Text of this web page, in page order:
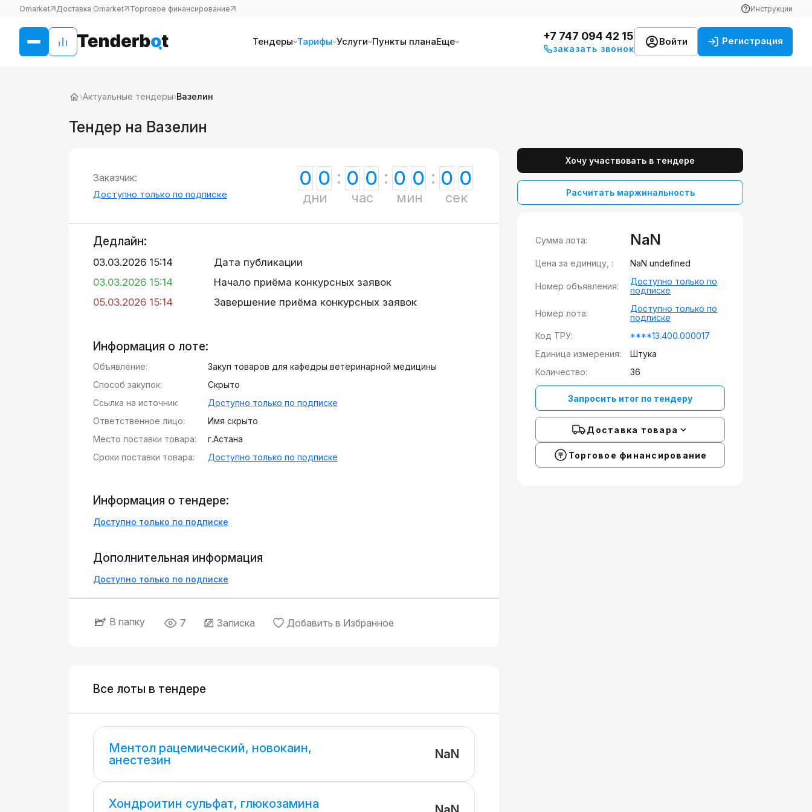
Omarket Доставка Omarket Торговое финансирование Инструкции
Тендеры Тарифы Услуги Пункты планаЕще +7 747 094 42 15
заказать звонок
Войти Регистрация
›Актуальные тендеры›Вазелин
Тендер на Вазелин
Заказчик:
Доступно только по подписке
0 0
дни
0 0
час
0 0
мин
0 0
сек
Дедлайн:
03.03.2026 15:14
Дата публикации
03.03.2026 15:14
Начало приёма конкурсных заявок
05.03.2026 15:14
Завершение приёма конкурсных заявок
Информация о лоте:
Объявление:
Закуп товаров для кафедры ветеринарной медицины
Способ закупок:
Скрыто
Ссылка на источник:
Доступно только по подписке
Ответственное лицо:
Имя скрыто
Место поставки товара:
г.Астана
Сроки поставки товара:
Доступно только по подписке
Информация о тендере:
Доступно только по подписке
Дополнительная информация
Доступно только по подписке
В папку 7 Записка Добавить в Избранное
Все лоты в тендере
Ментол рацемический, новокаин,
анестезин
NaN
Хондроитин сульфат, глюкозамина
Хочу участвовать в тендере
Расчитать маржинальность
Сумма лота: NaN
Цена за единицу, : NaN undefined
Номер объявления:
Доступно только по
подписке
Номер лота:
Доступно только по
подписке
Код ТРУ:
****13.400.000017
Единица измерения:
Штука
Количество:
36
Запросить итог по тендеру
Доставка товара
Торговое финансирование